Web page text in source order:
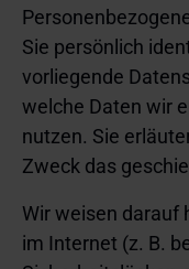
Sie persönlich
vorliegende
welche Daten wir
nutzen. Sie
Zweck das
Wir weisen darauf
im Internet (z. B.